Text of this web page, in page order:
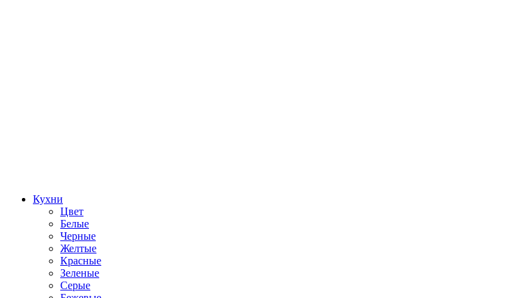
Кухни
Цвет
Белые
Черные
Желтые
Красные
Зеленые
Серые